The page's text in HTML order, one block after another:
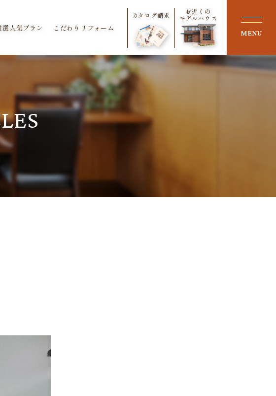
選人気プラン こだわりリフォーム
カタログ請求
お近くの
モデルハウス